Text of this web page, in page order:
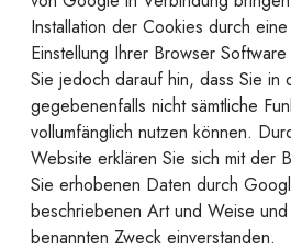
Installation der Cookies durch
Einstellung Ihrer Browser
Sie jedoch darauf hin, dass Sie in
gegebenenfalls nicht sämtliche
vollumfänglich nutzen können.
Website erklären Sie sich mit der
Sie erhobenen Daten durch
beschriebenen Art und Weise
benannten Zweck einverstanden.